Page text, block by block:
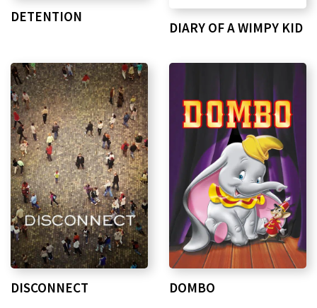
DETENTION
DIARY OF A WIMPY KID
DISCONNECT DOMBO